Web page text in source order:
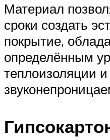
Материал
сроки создать
покрытие,
определённым
теплоизоляции и